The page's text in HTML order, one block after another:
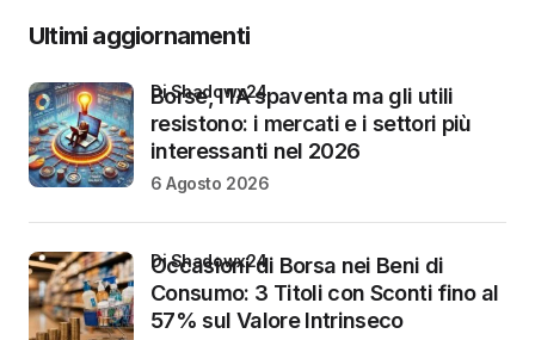
Ultimi aggiornamenti
Borse, l’IA spaventa ma gli utili
resistono: i mercati e i settori più
interessanti nel 2026
di Shadowx24
6 Agosto 2026
Occasioni di Borsa nei Beni di
Consumo: 3 Titoli con Sconti fino al
57% sul Valore Intrinseco
di Shadowx24